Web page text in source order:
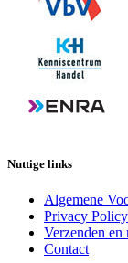
Nuttige links
Algemene
Privacy Policy
Verzenden en
Contact